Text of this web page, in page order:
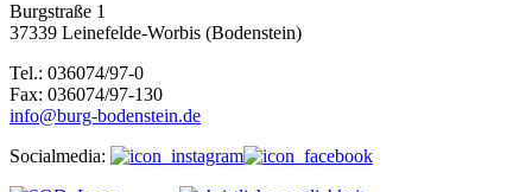
Burgstraße 1
37339 Leinefelde-Worbis (Bodenstein)
Tel.: 036074/97-0
Fax: 036074/97-130
info@burg-bodenstein.de
Socialmedia: